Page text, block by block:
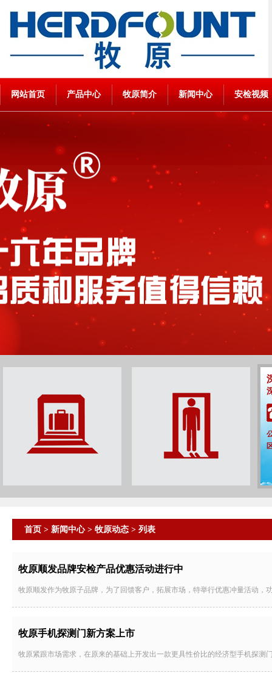
网站首页 产品中心 牧原简介 新闻中心 安检视频
首页 > 新闻中心> 牧原动态 > 列表
牧原顺发品牌安检产品优惠活动进行中
牧原顺发作为牧原子品牌，为了回馈客户，拓展市场，特举行优惠冲量活动
牧原手机探测门新方案上市
牧原紧跟市场需求，在原来的基础上开发出一款更具性价比的经济型手机探